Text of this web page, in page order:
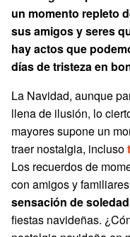
un momento repleto
sus amigos y seres
hay actos que
días de tristeza en
La Navidad, aunque
llena de ilusión, lo
mayores supone un
traer nostalgia, incluso
Los recuerdos de
con amigos y
sensación de soledad
fiestas navideñas.